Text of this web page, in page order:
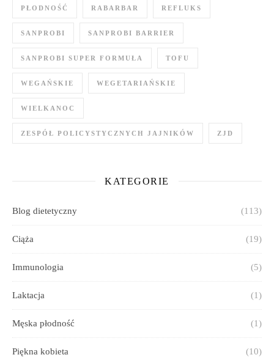
PŁODNOŚĆ RABARBAR REFLUKS
SANPROBI SANPROBI BARRIER
SANPROBI SUPER FORMUŁA TOFU
WEGAŃSKIE WEGETARIAŃSKIE
WIELKANOC
ZESPÓŁ POLICYSTYCZNYCH JAJNIKÓW ZJD
KATEGORIE
Blog dietetyczny (113)
Ciąża (19)
Immunologia (5)
Laktacja (1)
Męska płodność (1)
Piękna kobieta (10)